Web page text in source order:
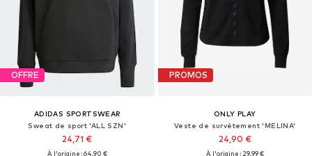
OFFRE
ADIDAS SPORTSWEAR
Sweat de sport 'ALL SZN'
24,71 €
À l'origine : 64,90 €
PROMOS
ONLY PLAY
Veste de survêtement 'MELINA'
24,90 €
À l'origine : 29,99 €